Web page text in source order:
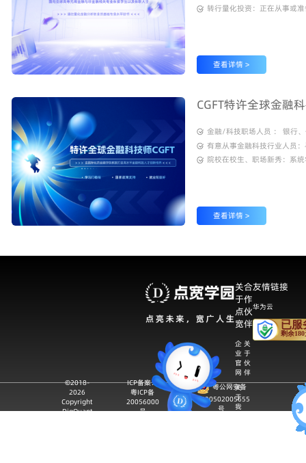
转行量化投资：正在从事或
查看详情 >
CGFT特许全球金融
金融/科技职场人员 ： 银行
有意从事金融科技行业人员
院校在校生、职场新秀：系
查看详情 >
关
于
点
宽
企
业
官
网
关
于
我
合
作
伙
伴
关
于
伙
伴
友情链接
华为云
©️2018-
2026
Copyright
DigQuant
ICP备案：
粤ICP备
20056000
号
粤公网安备
44030502005655
号